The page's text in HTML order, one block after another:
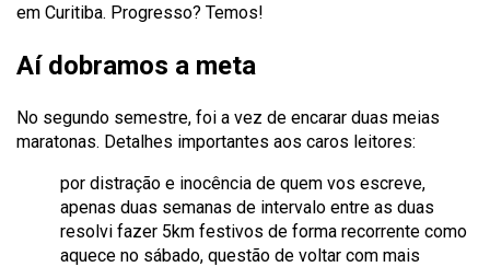
em Curitiba. Progresso? Temos!
Aí dobramos a meta
No segundo semestre, foi a vez de encarar duas meias
maratonas. Detalhes importantes aos caros leitores:
por distração e inocência de quem vos escreve,
apenas duas semanas de intervalo entre as duas
resolvi fazer 5km festivos de forma recorrente como
aquece no sábado, questão de voltar com mais